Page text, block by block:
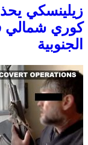
كوري شمالي
الجنوبية